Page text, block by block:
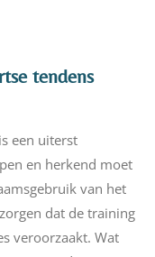
tendens
een uiterst
en herkend moet
van het
dat de training
veroorzaakt. Wat